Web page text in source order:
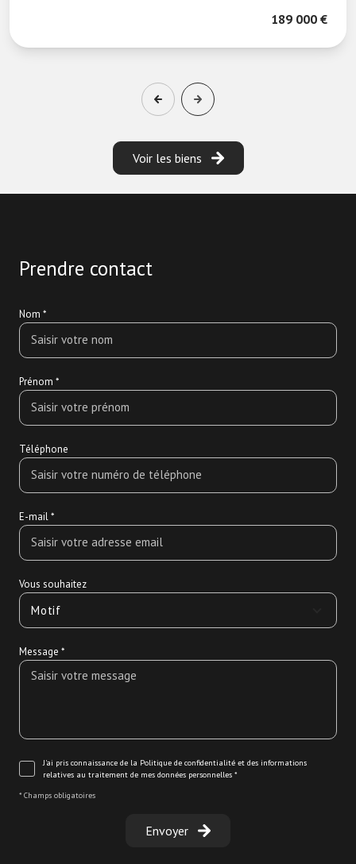
189 000 €
Voir les biens
Prendre contact
Nom *
Prénom *
Téléphone
E-mail *
Vous souhaitez
Motif
Message *
J'ai pris connaissance de la Politique de confidentialité et des informations
relatives au traitement de mes données personnelles *
* Champs obligatoires
Envoyer